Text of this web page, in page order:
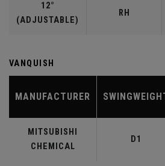
12°
(ADJUSTABLE)
RH
VANQUISH
MANUFACTURER
MITSUBISHI
CHEMICAL
D1